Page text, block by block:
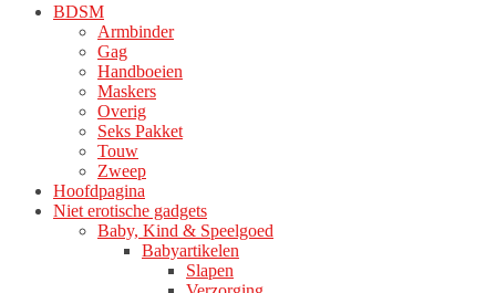
BDSM
Armbinder
Gag
Handboeien
Maskers
Overig
Seks Pakket
Touw
Zweep
Hoofdpagina
Niet erotische gadgets
Baby, Kind & Speelgoed
Babyartikelen
Slapen